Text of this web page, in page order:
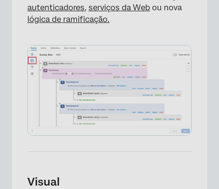
×
autenticadores, serviços da Web ou nova
lógica de ramificação.
Visual